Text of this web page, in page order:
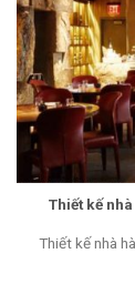
Thiết kế
Thiết kế nhà